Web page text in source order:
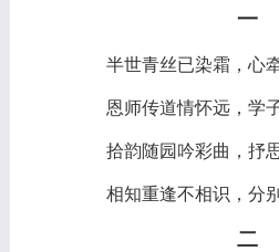
一
半世青丝已染霜，心
恩师传道情怀远，学
拾韵随园吟彩曲，抒
相知重逢不相识，分
二